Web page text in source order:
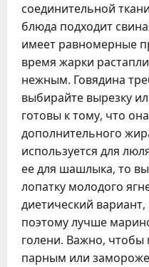
соединительной
блюда подходит
имеет равномерные
время жарки
нежным. Говядина
выбирайте вырезку
готовы к тому, что
дополнительного
используется для
ее для шашлыка, то
лопатку молодого
диетический
поэтому лучше
голени. Важно,
парным или